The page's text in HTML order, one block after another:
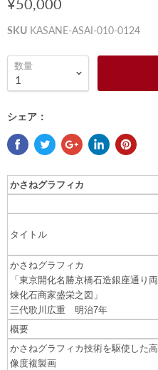
¥50,000
SKU KASANE-ASAI-010-0124
数量
シェア：
かさねグラフィカ
タイトル
かさねグラフィカ
「東京開化名勝京橋石造銀座通り両
煉化石商家盛栄之図」
三代歌川広重 明治7年
概要
かさねグラフィカ技術を駆使した
像度複製画